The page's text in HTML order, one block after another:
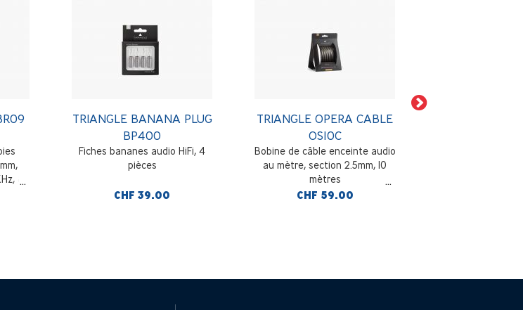
8
TRIANGLE BANANA PLUG
BP400
Fiches bananes audio HiFi, 4
pièces
CHF 39.00
TRIANGLE OPERA CABLE
OS10C
Bobine de câble enceinte audio
au mètre, section 2.5mm, 10
mètres
CHF 59.00